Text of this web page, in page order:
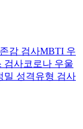
감 검사MBTI 우
검사코로나 우울
밀 성격유형 검사